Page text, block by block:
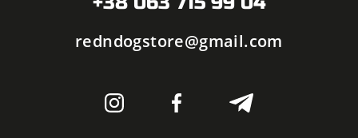
redndogstore@gmail.com